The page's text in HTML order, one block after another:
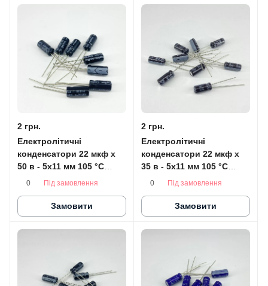
2 грн.
Електролітичні
конденсатори 22 мкф x
50 в - 5x11 мм 105 °C
CapXon
0 Під замовлення
Замовити
2 грн.
Електролітичні
конденсатори 22 мкф x
35 в - 5x11 мм 105 °C
SAMWHA
0 Під замовлення
Замовити